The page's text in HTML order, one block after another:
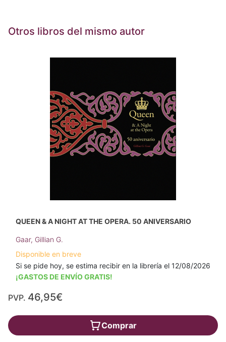
Otros libros del mismo autor
QUEEN & A NIGHT AT THE OPERA. 50 ANIVERSARIO
Gaar, Gillian G.
Disponible en breve
Si se pide hoy, se estima recibir en la librería el 12/08/2026
¡GASTOS DE ENVÍO GRATIS!
PVP. 46,95€
Comprar